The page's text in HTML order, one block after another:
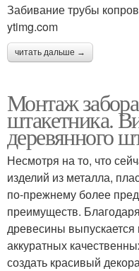
Забивание трубы
ytimg.com
читать дальше →
Монтаж
штакетника.
деревянного
Несмотря на то, что
изделий из металла,
по-прежнему более
преимуществ.
древесины выпускается
аккуратных
создать красивый